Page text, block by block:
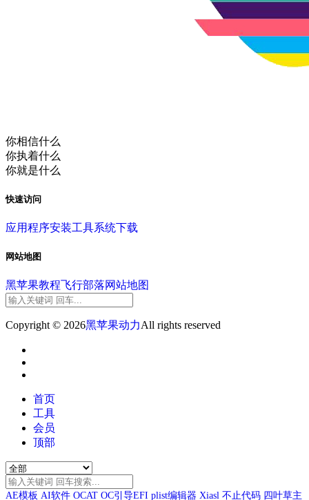
你相信什么
你执着什么
你就是什么
快速访问
应用程序安装工具系统下载
网站地图
黑苹果教程飞行部落网站地图
Copyright © 2026黑苹果动力All rights reserved
首页
工具
会员
顶部
AE模板 AI软件 OCAT OC引导EFI plist编辑器 Xiasl 不止代码 四叶草主